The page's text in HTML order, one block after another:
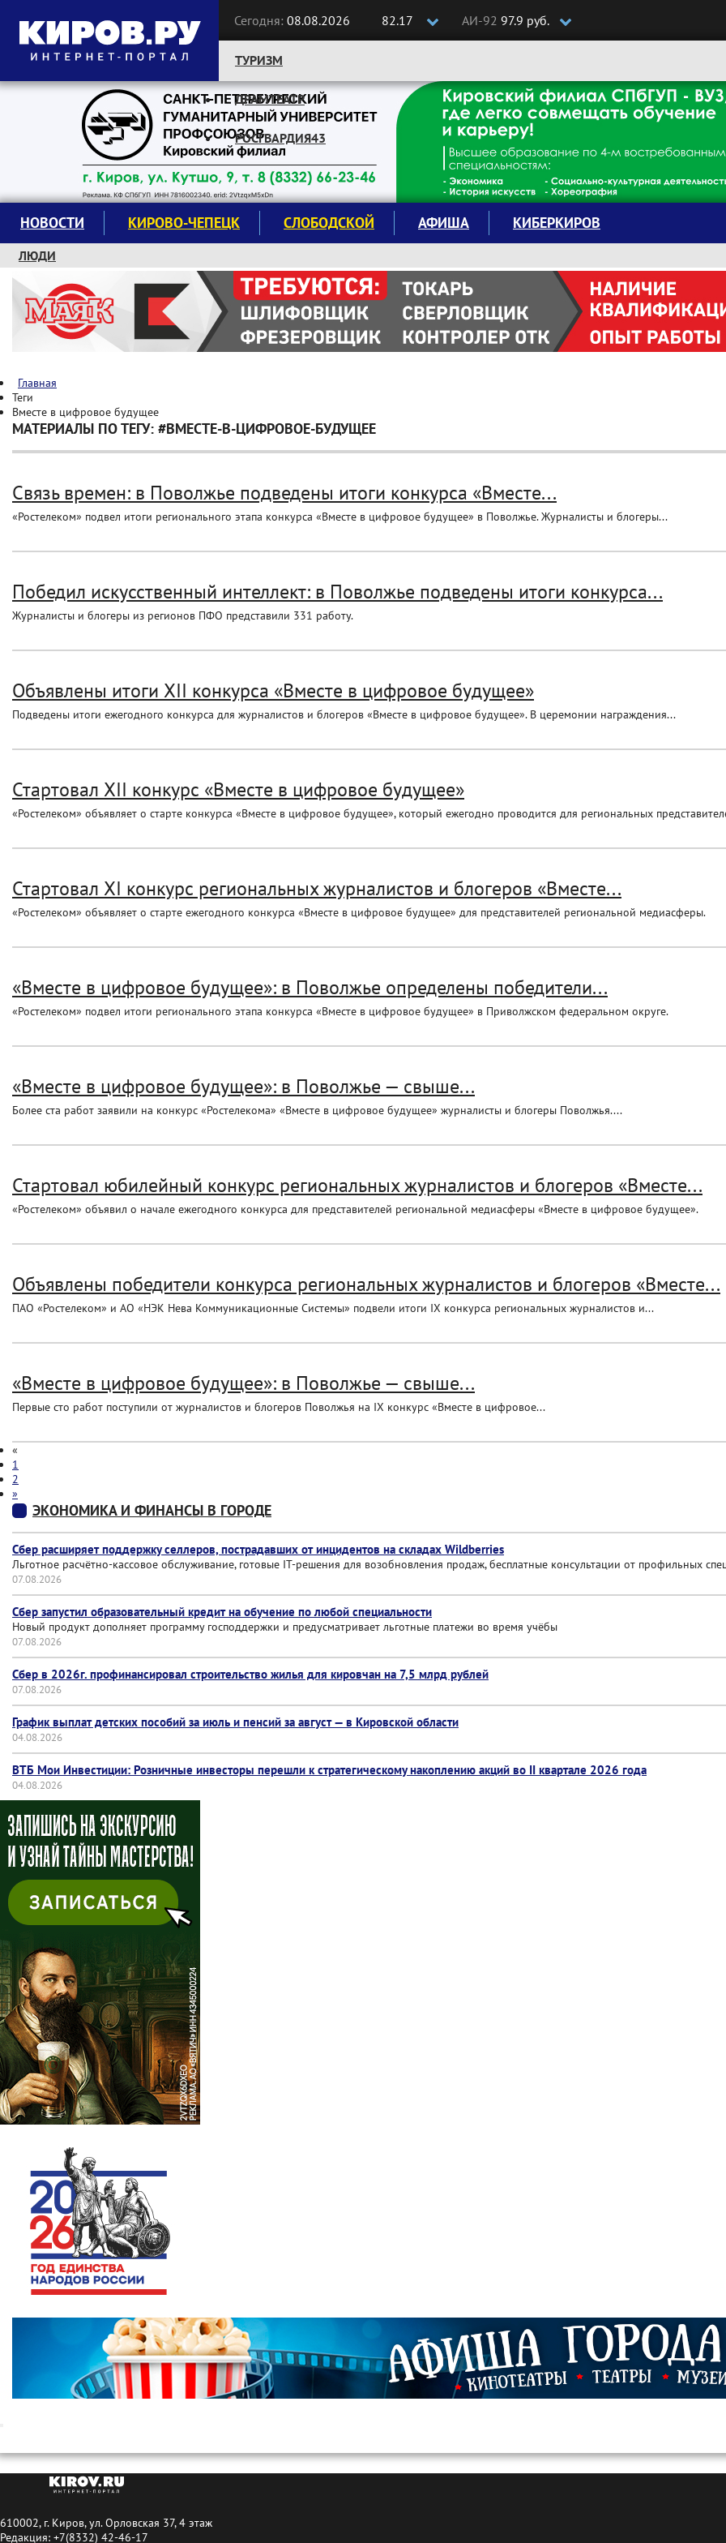
Сегодня: 08.08.2026 82.17 АИ-92 97.9 руб.
Следите за новостями:
ТУРИЗМ
ДРАМТЕАТР
РОСГВАРДИЯ43
НОВОСТИ КИРОВО-ЧЕПЕЦК СЛОБОДСКОЙ АФИША КИБЕРКИРОВ
ЛЮДИ
КРУЖКИ И СЕКЦИИ
ЗАВОДУ "МАЯК" 85 ЛЕТ
ЭКОЛОГИЯ
Главная
Теги
Вместе в цифровое будущее
МАТЕРИАЛЫ ПО ТЕГУ: #ВМЕСТЕ-В-ЦИФРОВОЕ-БУДУЩЕЕ
Связь времен: в Поволжье подведены итоги конкурса «Вместе...
«Ростелеком» подвел итоги регионального этапа конкурса «Вместе в цифровое будущее» в Поволжье. Журналисты и блогеры...
Победил искусственный интеллект: в Поволжье подведены итоги конкурса...
Журналисты и блогеры из регионов ПФО представили 331 работу.
Объявлены итоги XII конкурса «Вместе в цифровое будущее»
Подведены итоги ежегодного конкурса для журналистов и блогеров «Вместе в цифровое будущее». В церемонии награждения...
Стартовал XII конкурс «Вместе в цифровое будущее»
«Ростелеком» объявляет о старте конкурса «Вместе в цифровое будущее», который ежегодно проводится для региональных
Стартовал XI конкурс региональных журналистов и блогеров «Вместе...
«Ростелеком» объявляет о старте ежегодного конкурса «Вместе в цифровое будущее» для представителей региональной медиасферы.
«Вместе в цифровое будущее»: в Поволжье определены победители...
«Ростелеком» подвел итоги регионального этапа конкурса «Вместе в цифровое будущее» в Приволжском федеральном округе.
«Вместе в цифровое будущее»: в Поволжье — свыше...
Более ста работ заявили на конкурс «Ростелекома» «Вместе в цифровое будущее» журналисты и блогеры Поволжья....
Стартовал юбилейный конкурс региональных журналистов и блогеров «Вместе...
«Ростелеком» объявил о начале ежегодного конкурса для представителей региональной медиасферы «Вместе в цифровое будущее».
Объявлены победители конкурса региональных журналистов и блогеров «Вместе...
ПАО «Ростелеком» и АО «НЭК Нева Коммуникационные Системы» подвели итоги IX конкурса региональных журналистов и...
«Вместе в цифровое будущее»: в Поволжье — свыше...
Первые сто работ поступили от журналистов и блогеров Поволжья на IX конкурс «Вместе в цифровое...
«
1
2
»
ЭКОНОМИКА И ФИНАНСЫ В ГОРОДЕ
Сбер расширяет поддержку селлеров, пострадавших от инцидентов на складах Wildberries
Льготное расчётно-кассовое обслуживание, готовые IT-решения для возобновления продаж, бесплатные консультации от профильных
07.08.2026
Сбер запустил образовательный кредит на обучение по любой специальности
Новый продукт дополняет программу господдержки и предусматривает льготные платежи во время учёбы
07.08.2026
Сбер в 2026г. профинансировал строительство жилья для кировчан на 7,5 млрд рублей
07.08.2026
График выплат детских пособий за июль и пенсий за август — в Кировской области
04.08.2026
ВТБ Мои Инвестиции: Розничные инвесторы перешли к стратегическому накоплению акций во II квартале 2026 года
04.08.2026
610002, г. Киров, ул. Орловская 37, 4 этаж
Редакция: +7(8332) 42-46-17